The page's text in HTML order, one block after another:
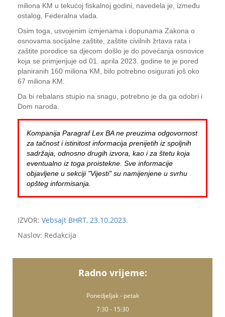
miliona KM u tekućoj fiskalnoj godini, navedela je, između
ostalog, Federalna vlada.
Osim toga, usvojenim izmjenama i dopunama Zakona o
osnovama socijalne zaštite, zaštite civilnih žrtava rata i
zaštite porodice sa djecom došlo je do povećanja osnovice
koja se primjenjuje od 01. aprila 2023. godine te je pored
planiranih 160 miliona KM, bilo potrebno osigurati još oko
67 miliona KM.
Da bi rebalans stupio na snagu, potrebno je da ga odobri i
Dom naroda.
Kompanija Paragraf Lex BA ne preuzima odgovornost
za tačnost i istinitost informacija prenijetih iz spoljnih
sadržaja, odnosno drugih izvora, kao i za štetu koja
eventualno iz toga proistekne. Sve informacije
objavljene u sekciji "Vijesti" su namijenjene u svrhu
opšteg informisanja.
IZVOR: Vebsajt BHRT, 23.10.2023.
Naslov: Redakcija
Radno vrijeme:
Ponedjeljak - petak
7:30 - 15:30